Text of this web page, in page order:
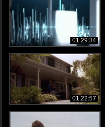
01:29:34
01:22:57